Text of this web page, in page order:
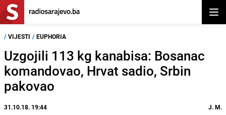
/ VIJESTI / EUPHORIA
Uzgojili 113 kg kanabisa: Bosanac
komandovao, Hrvat sadio, Srbin
pakovao
31.10.18. 19:44 J. M.